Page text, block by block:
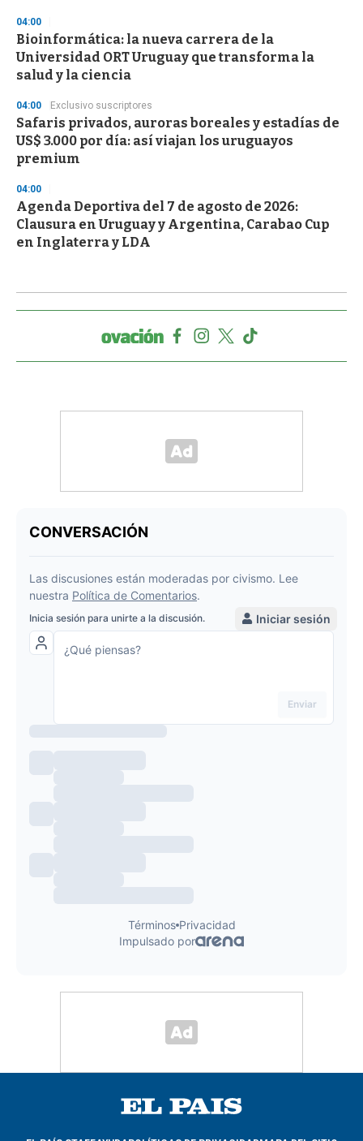
04:00
Bioinformática: la nueva carrera de la
Universidad ORT Uruguay que transforma la
salud y la ciencia
04:00 Exclusivo suscriptores
Safaris privados, auroras boreales y estadías de
US$ 3.000 por día: así viajan los uruguayos
premium
04:00
Agenda Deportiva del 7 de agosto de 2026:
Clausura en Uruguay y Argentina, Carabao Cup
en Inglaterra y LDA